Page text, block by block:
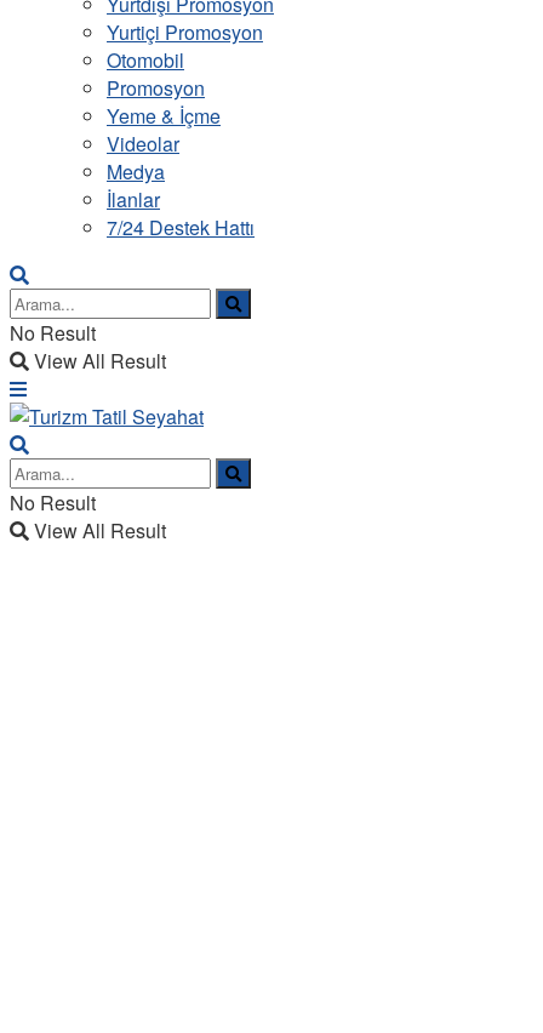
Yurtiçi Promosyon
Otomobil
Promosyon
Yeme & İçme
Videolar
Medya
İlanlar
7/24 Destek Hattı
No Result
View All Result
No Result
View All Result